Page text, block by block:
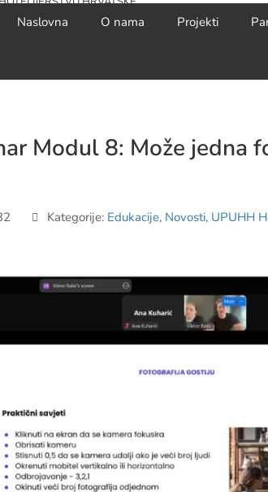
Naslovna O nama Projekti
Modul 8: Može jedna
Kategorije: Edukacije, Novosti, UPUHH